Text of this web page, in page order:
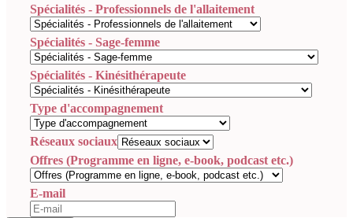
Spécialités - Professionnels de l'allaitement
Spécialités - Sage-femme
Spécialités - Kinésithérapeute
Type d'accompagnement
Réseaux sociaux
Offres (Programme en ligne, e-book, podcast etc.)
E-mail